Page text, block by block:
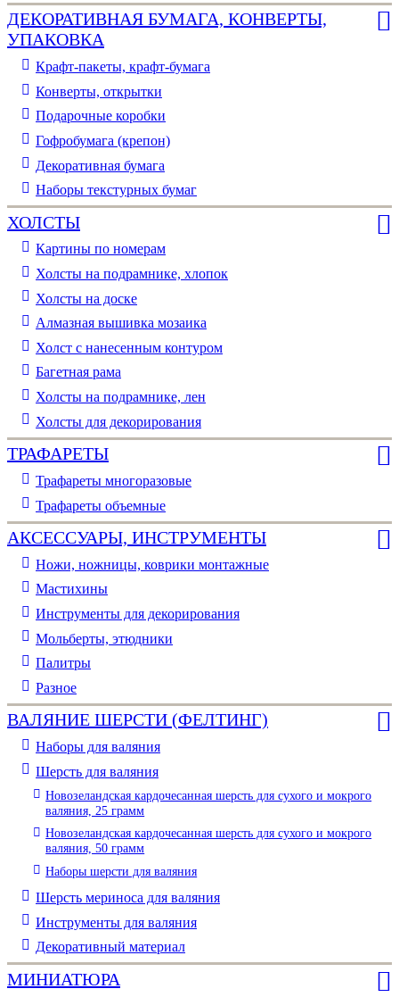
ДЕКОРАТИВНАЯ БУМАГА, КОНВЕРТЫ,
УПАКОВКА
Крафт-пакеты, крафт-бумага
Конверты, открытки
Подарочные коробки
Гофробумага (крепон)
Декоративная бумага
Наборы текстурных бумаг
ХОЛСТЫ
Картины по номерам
Холсты на подрамнике, хлопок
Холсты на доске
Алмазная вышивка мозаика
Холст с нанесенным контуром
Багетная рама
Холсты на подрамнике, лен
Холсты для декорирования
ТРАФАРЕТЫ
Трафареты многоразовые
Трафареты объемные
АКСЕССУАРЫ, ИНСТРУМЕНТЫ
Ножи, ножницы, коврики монтажные
Мастихины
Инструменты для декорирования
Мольберты, этюдники
Палитры
Разное
ВАЛЯНИЕ ШЕРСТИ (ФЕЛТИНГ)
Наборы для валяния
Шерсть для валяния
Новозеландская кардочесанная шерсть для сухого и мокрого
валяния, 25 грамм
Новозеландская кардочесанная шерсть для сухого и мокрого
валяния, 50 грамм
Наборы шерсти для валяния
Шерсть мериноса для валяния
Инструменты для валяния
Декоративный материал
МИНИАТЮРА